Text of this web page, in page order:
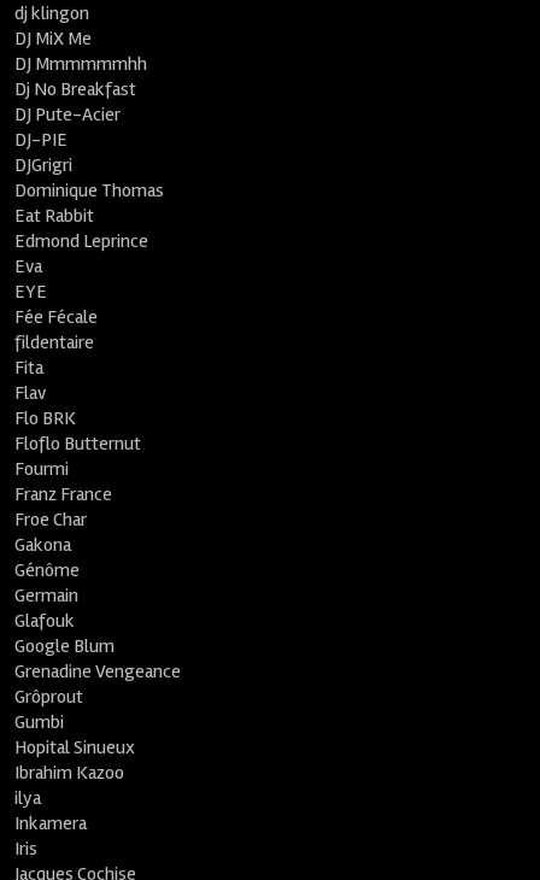
dj klingon
DJ MiX Me
DJ Mmmmmmhh
Dj No Breakfast
DJ Pute-Acier
DJ-PIE
DJGrigri
Dominique Thomas
Eat Rabbit
Edmond Leprince
Eva
EYE
Fée Fécale
fildentaire
Fita
Flav
Flo BRK
Floflo Butternut
Fourmi
Franz France
Froe Char
Gakona
Génôme
Germain
Glafouk
Google Blum
Grenadine Vengeance
Grôprout
Gumbi
Hopital Sinueux
Ibrahim Kazoo
ilya
Inkamera
Iris
Jacques Cochise